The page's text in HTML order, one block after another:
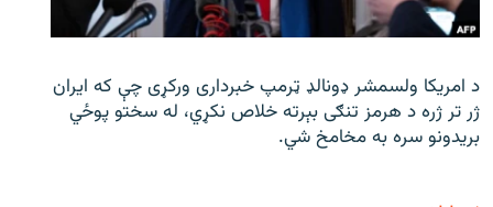
د امریکا ولسمشر ډونالډ ټرمپ خبرداری ورکړی چې که ایران
ژر تر ژره د هرمز تنګی بېرته خلاص نکړي، له سختو پوځي
بریدونو سره به مخامخ شي.